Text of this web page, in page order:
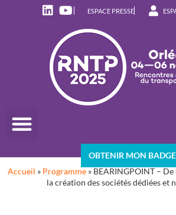
ESPACE PRESSE
OBTENIR MON BADGE
Accueil » Programme » BEARINGPOINT –
la création des sociétés dédiées et